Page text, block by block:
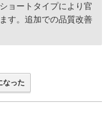
ョートタイプにより官
す。追加での品質改善
なった